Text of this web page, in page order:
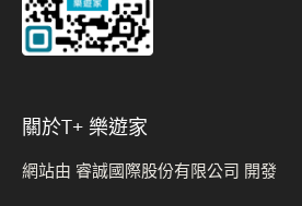
關於t+ 樂遊家
網站由 睿誠國際股份有限公司 開發